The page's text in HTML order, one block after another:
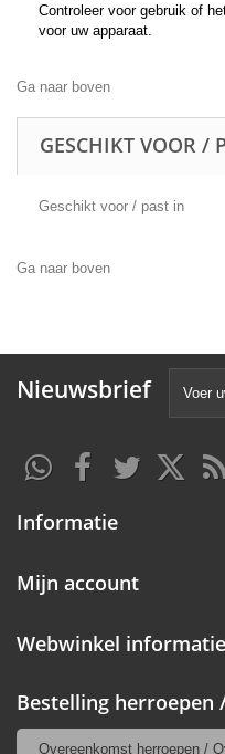
Controleer voor gebruik of
voor uw apparaat.
Ga naar boven
GESCHIKT VOOR /
Geschikt voor / past in
Ga naar boven
Nieuwsbrief
Informatie
Mijn account
Webwinkel informatie
Bestelling herroepen
Overeenkomst herroepen /